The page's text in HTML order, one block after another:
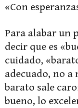
«Con
Para alabar un
decir que es
cuidado,
adecuado, no a
barato sale
bueno, lo